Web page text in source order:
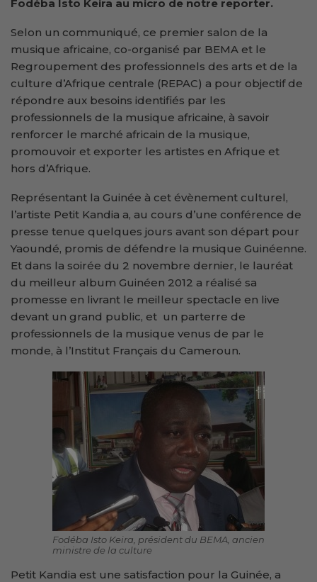
Fodéba Isto Keira au micro de notre reporter.
Selon un communiqué, ce premier salon de la
musique africaine, co-organisé par BEMA et le
Regroupement des professionnels des arts et de la
culture d’Afrique centrale (REPAC) a pour objectif de
répondre aux besoins identifiés par les
professionnels de la musique africaine, à savoir
renforcer le marché africain de la musique,
promouvoir et exporter les artistes en Afrique et
hors d’Afrique.
Représentant la Guinée à cet évènement culturel,
l’artiste Petit Kandia a, au cours d’une conférence de
presse tenue quelques jours avant son départ pour
Yaoundé, promis de défendre la musique Guinéenne.
Et dans la soirée du 2 novembre dernier, le lauréat
du meilleur album Guinéen 2012 a réalisé sa
promesse en livrant le meilleur spectacle en live
devant un grand public, et un parterre de
professionnels de la musique venus de par le
monde, à l’Institut Français du Cameroun.
Fodéba Isto Keira, président du BEMA, ancien
ministre de la culture
Petit Kandia est une satisfaction pour la Guinée, a